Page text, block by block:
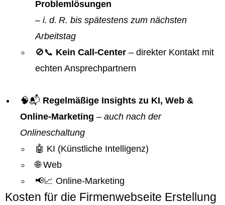
Problemlösungen
– i. d. R. bis spätestens zum nächsten
Arbeitstag
🚫📞 Kein Call-Center – direkter Kontakt mit
echten Ansprechpartnern
🧠📬 Regelmäßige Insights zu KI, Web &
Online-Marketing – auch nach der
Onlineschaltung
🤖 KI (Künstliche Intelligenz)
🌐 Web
📢📈 Online-Marketing
Kosten für die Firmenwebseite Erstellung